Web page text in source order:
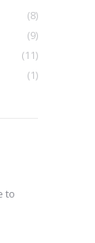
(8)
(9)
(11)
(1)
to